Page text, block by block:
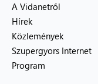
A Vidanetről
Hírek
Közlemények
Szupergyors Internet
Program